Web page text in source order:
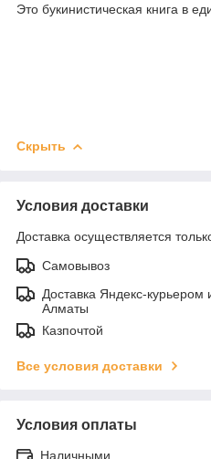
Это букинистическая книга в
Скрыть
Условия доставки
Доставка осуществляется
Самовывоз
Доставка Яндекс-
Алматы
Казпочтой
Все условия доставки
Условия оплаты
Наличными